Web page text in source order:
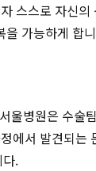
스스로 자신
을 가능하게 합
울병원은 수술
에서 발견되는
.